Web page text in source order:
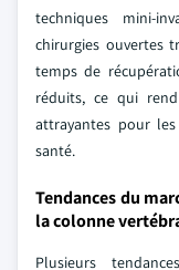
techniques mini-
chirurgies ouvertes
temps de
réduits, ce qui
attrayantes pour
santé.
Tendances du
la colonne
Plusieurs